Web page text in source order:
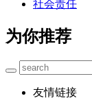
社会责任
为你推荐
友情链接